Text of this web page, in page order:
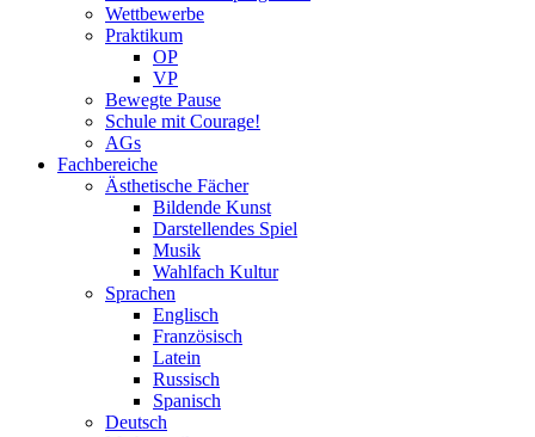
Wettbewerbe
Praktikum
OP
VP
Bewegte Pause
Schule mit Courage!
AGs
Fachbereiche
Ästhetische Fächer
Bildende Kunst
Darstellendes Spiel
Musik
Wahlfach Kultur
Sprachen
Englisch
Französisch
Latein
Russisch
Spanisch
Deutsch